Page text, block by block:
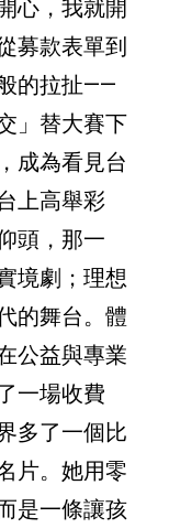
心，我就開
募款表單到
的拉扯——
」替大賽下
成為看見台
上高舉彩
頭，那一
境劇；理想
的舞台。體
公益與專業
一場收費
多了一個比
片。她用零
是一條讓孩